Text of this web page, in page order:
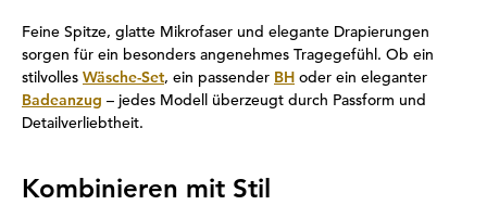
Feine Spitze, glatte Mikrofaser und elegante Drapierungen
sorgen für ein besonders angenehmes Tragegefühl. Ob ein
stilvolles Wäsche-Set, ein passender BH oder ein eleganter
Badeanzug – jedes Modell überzeugt durch Passform und
Detailverliebtheit.
Kombinieren mit Stil